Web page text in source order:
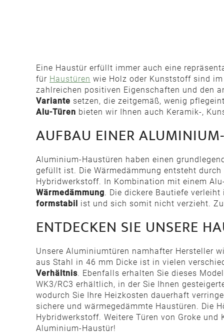
Eine Haustür erfüllt immer auch eine
für Haustüren wie Holz oder Kunststoff sind
zahlreichen positiven Eigenschaften und den
Variante setzen, die zeitgemäß, wenig
Alu-Türen bieten wir Ihnen auch Keramik-,
AUFBAU EINER
Aluminium-Haustüren haben einen
gefüllt ist. Die Wärmedämmung entsteht
Hybridwerkstoff. In Kombination mit einem
Wärmedämmung. Die dickere Bautiefe
formstabil ist und sich somit nicht verzieht.
ENTDECKEN SIE UNSERE
Unsere Aluminiumtüren namhafter Hersteller
aus Stahl in 46 mm Dicke ist in vielen
Verhältnis. Ebenfalls erhalten Sie dieses
WK3/RC3 erhältlich, in der Sie Ihnen
wodurch Sie Ihre Heizkosten dauerhaft
sichere und wärmegedämmte Haustüren. Die
Hybridwerkstoff. Weitere Türen von Groke
Aluminium-Haustür!